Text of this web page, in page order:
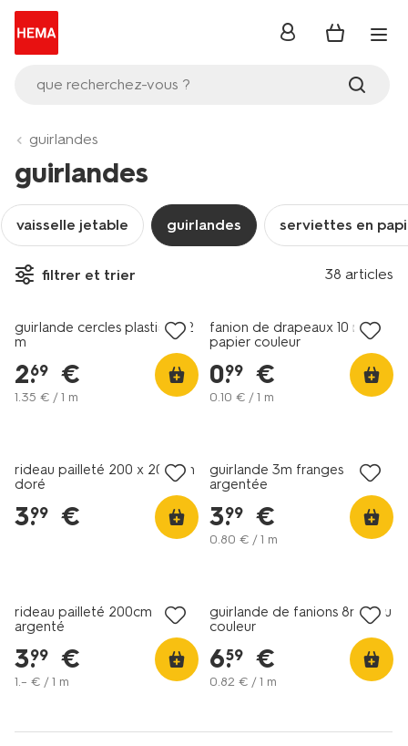
que recherchez-vous ?
se
guirlandes
guirlandes
vaisselle jetable guirlandes serviettes en
filtrer et trier 38 articles
guirlande cercles plastique 2
m
2.
69 €
1.35 € / 1 m
fanion de drapeaux 10 m
papier couleur
0.
99 €
0.10 € / 1 m
rideau pailleté 200 x 200 cm
doré
3.
99 €
guirlande 3m franges
argentée
3.
99 €
0.80 € / 1 m
rideau pailleté 200cm
argenté
3.
99 €
1.– € / 1 m
guirlande de fanions 8m tissu
couleur
6.
59 €
0.82 € / 1 m